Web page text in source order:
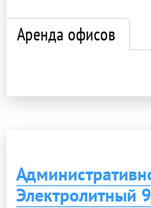
Аренда офисов
Электролитный